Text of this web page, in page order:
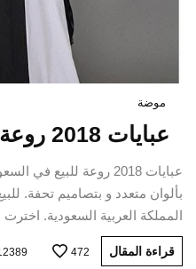
موضة
عبايات 2018 روعة للبيع في السعودية
بألوان متعدد و بتصاميم تحفة.
المملكة العربية السعودية.
قراءة المقال 472